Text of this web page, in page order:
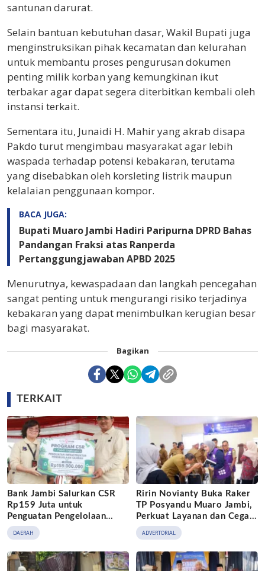
santunan darurat.
Selain bantuan kebutuhan dasar, Wakil Bupati juga
menginstruksikan pihak kecamatan dan kelurahan
untuk membantu proses pengurusan dokumen
penting milik korban yang kemungkinan ikut
terbakar agar dapat segera diterbitkan kembali oleh
instansi terkait.
Sementara itu, Junaidi H. Mahir yang akrab disapa
Pakdo turut mengimbau masyarakat agar lebih
waspada terhadap potensi kebakaran, terutama
yang disebabkan oleh korsleting listrik maupun
kelalaian penggunaan kompor.
BACA JUGA:
Bupati Muaro Jambi Hadiri Paripurna DPRD Bahas
Pandangan Fraksi atas Ranperda
Pertanggungjawaban APBD 2025
Menurutnya, kewaspadaan dan langkah pencegahan
sangat penting untuk mengurangi risiko terjadinya
kebakaran yang dapat menimbulkan kerugian besar
bagi masyarakat.
Bagikan
TERKAIT
Bank Jambi Salurkan CSR
Rp159 Juta untuk
Penguatan Pengelolaan
Sampah di Tanjung Jabung
Barat
DAERAH
Ririn Novianty Buka Raker
TP Posyandu Muaro Jambi,
Perkuat Layanan dan Cegah
Stunting
ADVERTORIAL